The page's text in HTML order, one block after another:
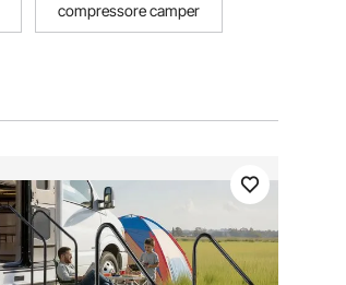
compressore camper